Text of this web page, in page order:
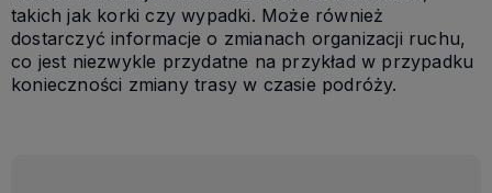
takich jak korki czy wypadki. Może również
dostarczyć informacje o zmianach organizacji ruchu,
co jest niezwykle przydatne na przykład w przypadku
konieczności zmiany trasy w czasie podróży.